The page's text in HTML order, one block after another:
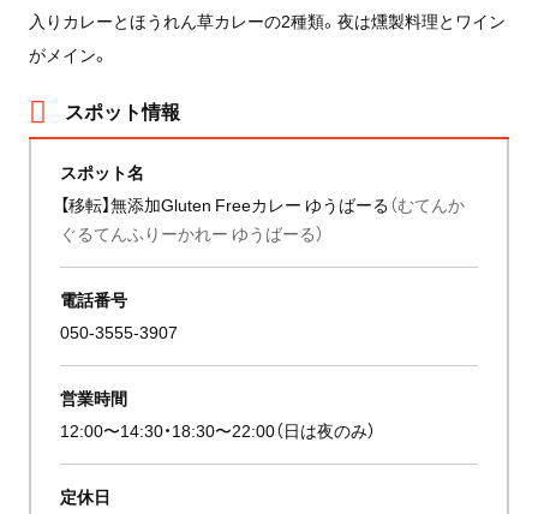
入りカレーとほうれん草カレーの2種類。夜は燻製料理とワイン
がメイン。
スポット情報
スポット名
【移転】無添加Gluten Freeカレー ゆうばーる（むてんか
ぐるてんふりーかれー ゆうばーる）
電話番号
050-3555-3907
営業時間
12:00〜14:30・18:30〜22:00（日は夜のみ）
定休日